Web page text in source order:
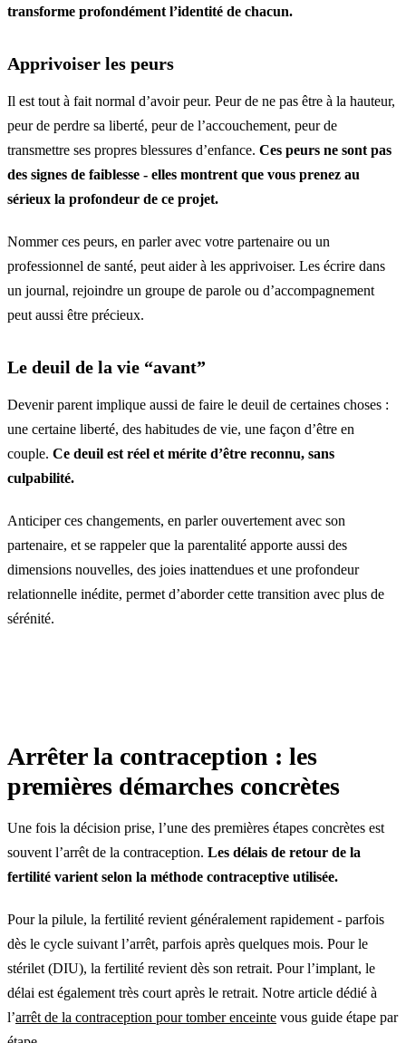
transforme profondément l’identité de chacun.
Apprivoiser les peurs
Il est tout à fait normal d’avoir peur. Peur de ne pas être à la hauteur,
peur de perdre sa liberté, peur de l’accouchement, peur de
transmettre ses propres blessures d’enfance. Ces peurs ne sont pas
des signes de faiblesse - elles montrent que vous prenez au
sérieux la profondeur de ce projet.
Nommer ces peurs, en parler avec votre partenaire ou un
professionnel de santé, peut aider à les apprivoiser. Les écrire dans
un journal, rejoindre un groupe de parole ou d’accompagnement
peut aussi être précieux.
Le deuil de la vie “avant”
Devenir parent implique aussi de faire le deuil de certaines choses :
une certaine liberté, des habitudes de vie, une façon d’être en
couple. Ce deuil est réel et mérite d’être reconnu, sans
culpabilité.
Anticiper ces changements, en parler ouvertement avec son
partenaire, et se rappeler que la parentalité apporte aussi des
dimensions nouvelles, des joies inattendues et une profondeur
relationnelle inédite, permet d’aborder cette transition avec plus de
sérénité.
Arrêter la contraception : les
premières démarches concrètes
Une fois la décision prise, l’une des premières étapes concrètes est
souvent l’arrêt de la contraception. Les délais de retour de la
fertilité varient selon la méthode contraceptive utilisée.
Pour la pilule, la fertilité revient généralement rapidement - parfois
dès le cycle suivant l’arrêt, parfois après quelques mois. Pour le
stérilet (DIU), la fertilité revient dès son retrait. Pour l’implant, le
délai est également très court après le retrait. Notre article dédié à
l’arrêt de la contraception pour tomber enceinte vous guide étape par